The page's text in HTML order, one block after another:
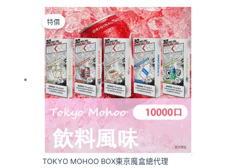
特價
TOKYO MOHOO BOX東京魔盒總代理
原
始
價
格：
NT$750.00。
目
前
價
格：
NT$450.00。
此
產
品
有
多
種
款
式。
可
在
頁